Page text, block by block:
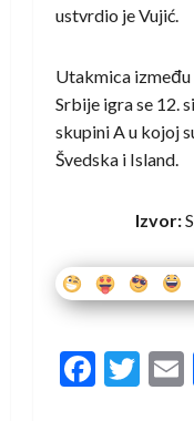
ustvrdio je Vujić.
Utakmica
Srbije igra se 12.
skupini A u kojoj
Švedska i Island.
Izvor: